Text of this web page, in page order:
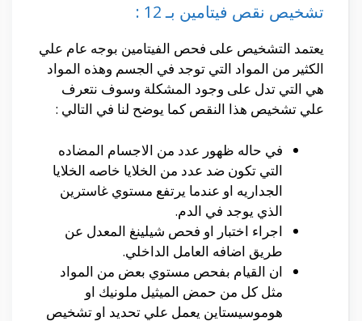
تشخيص نقص فيتامين بـ 12 :
يعتمد التشخيص على فحص الفيتامين بوجه عام علي
الكثير من المواد التي توجد في الجسم وهذه المواد
هي التي تدل على وجود المشكلة وسوف نتعرف
علي تشخيص هذا النقص كما يوضح لنا في التالي :
في حاله ظهور عدد من الاجسام المضاده
التي تكون ضد عدد من الخلايا خاصه الخلايا
الجداريه او عندما يرتفع مستوي غاسترين
الذي يوجد في الدم.
اجراء اختبار او فحص شيلينغ المعدل عن
طريق اضافه العامل الداخلي.
ان القيام بفحص مستوي بعض من المواد
مثل كل من حمض الميثيل ملونيك او
هوموسيستاين يعمل علي تحديد او تشخيص